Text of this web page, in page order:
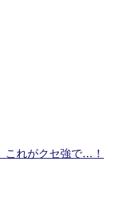
これがクセ強で…！